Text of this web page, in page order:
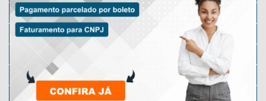
Microscópio Digital
Microscópio Escolar
Micrótomo Automático
Microscópio Monocular
Microscópio Invertido